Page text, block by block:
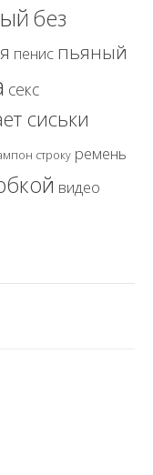
без
пенис пьяный
секс
сиськи
строку ремень
видео